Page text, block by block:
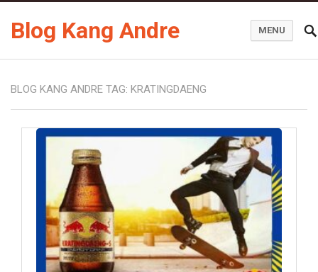
Blog Kang Andre MENU
BLOG KANG ANDRE TAG: KRATINGDAENG